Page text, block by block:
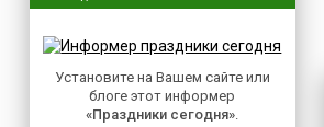
Казахстан
Камерун
Канада
Природные
Медицинские
Посты
Установите на Вашем сайте или
блоге этот информер
«Праздники сегодня».